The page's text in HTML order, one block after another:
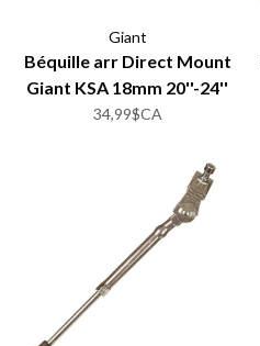
Giant
Béquille arr Direct Mount
Giant KSA 18mm 20''-24''
34,99$CA